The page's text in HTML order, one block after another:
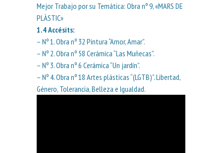
Mejor Trabajo por su Temática: Obra nº 9, «MARS DE
PLÀSTIC»
1.4Accésits:
– Nº 1. Obra nº 32 Pintura “Amor, Amar”.
– Nº 2. Obra nº 58 Cerámica “Las Muñecas”.
– Nº 3. Obra nº 6 Cerámica “Un jardín”.
– Nº 4. Obra nº 18 Artes plásticas “(LGTB)”. Libertad,
Género, Tolerancia, Belleza e Igualdad.